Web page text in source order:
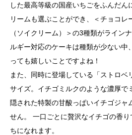
した最高等級の国産いちごをふんだん
リームも選ぶことができ、＜チョコレ
（ソイクリーム）＞の3種類がライン
ルギー対応のケーキは種類が少ない中
っても嬉しいことですよね！
また、同時に登場している「ストロベ
サイズ。イチゴミルクのような濃厚で
隠された特製の甘酸っぱいイチゴジャ
せん。 一口ごとに贅沢なイチゴの香
ちになれます。